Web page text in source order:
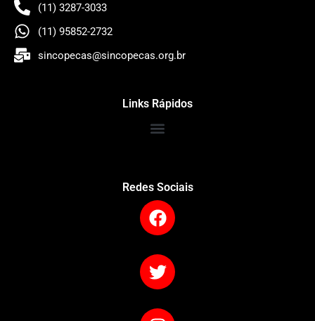
(11) 3287-3033
(11) 95852-2732
sincopecas@sincopecas.org.br
Links Rápidos
Redes Sociais